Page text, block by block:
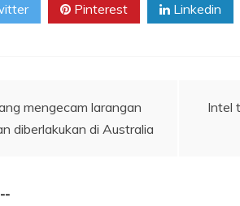
Pinterest Linkedin
mengecam larangan
diberlakukan di Australia
Intel